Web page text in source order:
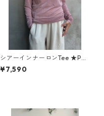
シアーインナーロンTee ★PO
PUPご予約★ 150321 flaming
ofirm
¥7,590